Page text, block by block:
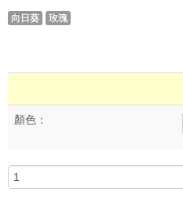
向日葵 玫瑰
顏色：